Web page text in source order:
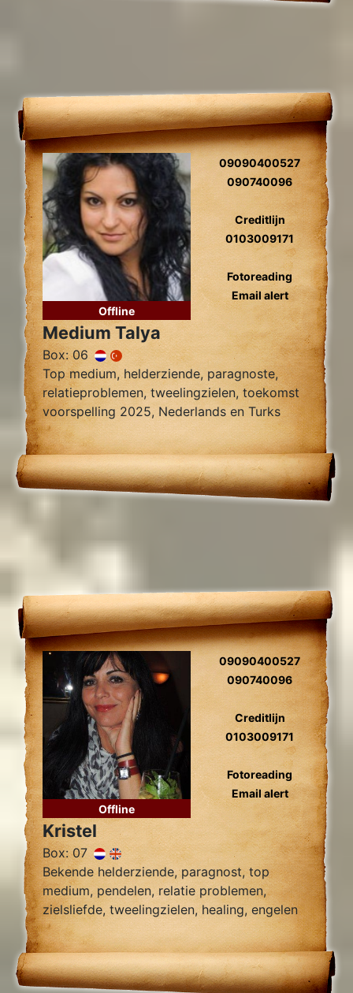
Offline
09090400527
090740096
Creditlijn
0103009171
Fotoreading
Email alert
Medium Talya
Box: 06
Top medium, helderziende, paragnoste,
relatieproblemen, tweelingzielen, toekomst
voorspelling 2025, Nederlands en Turks
sprekend.
Offline
09090400527
090740096
Creditlijn
0103009171
Fotoreading
Email alert
Kristel
Box: 07
Bekende helderziende, paragnost, top
medium, pendelen, relatie problemen,
zielsliefde, tweelingzielen, healing, engelen
contact.